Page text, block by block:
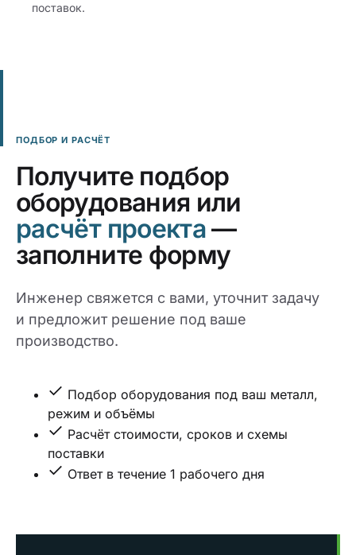
поставок.
ПОДБОР И РАСЧЁТ
Получите подбор
оборудования или
расчёт проекта—
заполните форму
Инженер свяжется с вами, уточнит задачу
и предложит решение под ваше
производство.
Подбор оборудования под ваш металл,
режим и объёмы
Расчёт стоимости, сроков и схемы
поставки
Ответ в течение 1 рабочего дня